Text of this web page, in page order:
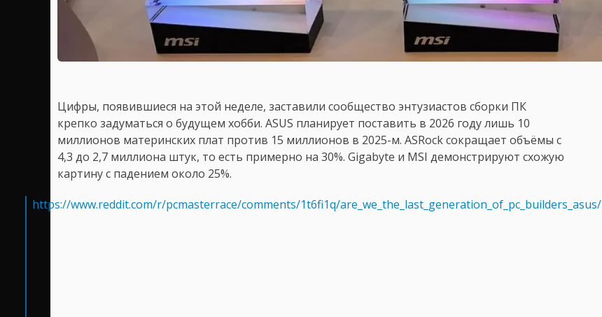
Цифры, появившиеся на этой неделе, заставили сообщество энтузиастов сборки ПК
крепко задуматься о будущем хобби. ASUS планирует поставить в 2026 году лишь 10
миллионов материнских плат против 15 миллионов в 2025-м. ASRock сокращает объёмы с
4,3 до 2,7 миллиона штук, то есть примерно на 30%. Gigabyte и MSI демонстрируют схожую
картину с падением около 25%.
https://www.reddit.com/r/pcmasterrace/comments/1t6fi1q/are_we_the_last_generation_of_pc_builders_asus/